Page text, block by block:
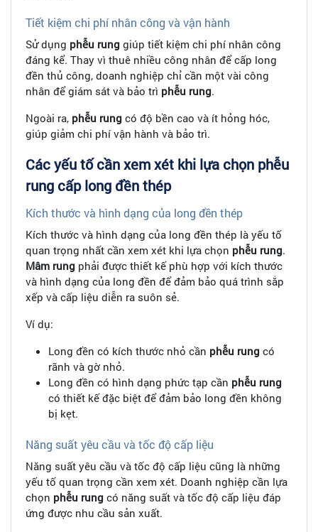
Tiết kiệm chi phí nhân công và vận hành
Sử dụng phễu rung giúp tiết kiệm chi phí nhân công
đáng kể. Thay vì thuê nhiều công nhân để cấp long
đền thủ công, doanh nghiệp chỉ cần một vài công
nhân để giám sát và bảo trì phễu rung.
Ngoài ra, phễu rung có độ bền cao và ít hỏng hóc,
giúp giảm chi phí vận hành và bảo trì.
Các yếu tố cần xem xét khi lựa chọn phễu
rung cấp long đền thép
Kích thước và hình dạng của long đền thép
Kích thước và hình dạng của long đền thép là yếu tố
quan trọng nhất cần xem xét khi lựa chọn phễu rung.
Mâm rung phải được thiết kế phù hợp với kích thước
và hình dạng của long đền để đảm bảo quá trình sắp
xếp và cấp liệu diễn ra suôn sẻ.
Ví dụ:
Long đền có kích thước nhỏ cần phễu rung có
rãnh và gờ nhỏ.
Long đền có hình dạng phức tạp cần phễu rung
có thiết kế đặc biệt để đảm bảo long đền không
bị kẹt.
Năng suất yêu cầu và tốc độ cấp liệu
Năng suất yêu cầu và tốc độ cấp liệu cũng là những
yếu tố quan trọng cần xem xét. Doanh nghiệp cần lựa
chọn phễu rung có năng suất và tốc độ cấp liệu đáp
ứng được nhu cầu sản xuất.